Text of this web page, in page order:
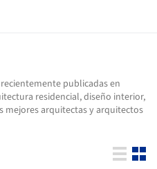
publicadas en
residencial, diseño interior,
mejores arquitectas y arquitectos